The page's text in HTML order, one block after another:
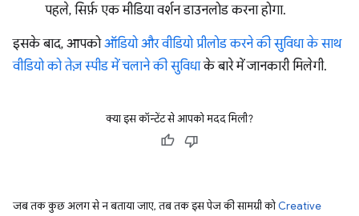
पहले, सिर्फ़ एक मीडिया वर्शन डाउनलोड करना होगा.
इसके बाद, आपकोऑडियो और वीडियो प्रीलोड करने की सुविधा के साथ
वीडियो को तेज़ स्पीड में चलाने की सुविधाके बारे में जानकारी मिलेगी.
क्या इस कॉन्टेंट से आपको मदद मिली?
जब तक कुछ अलग से न बताया जाए, तब तक इस पेज की सामग्री कोCreative